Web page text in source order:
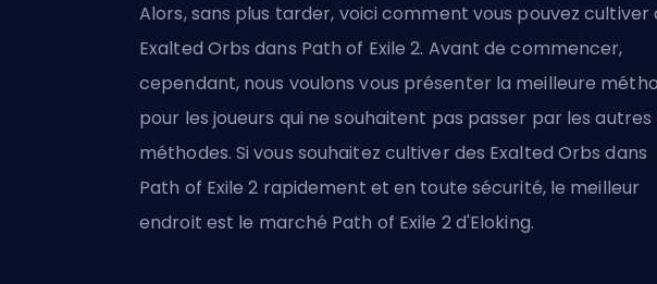
Alors, sans plus tarder, voici comment vous pouvez cultiver
Exalted Orbs dans Path of Exile 2. Avant de commencer,
cependant, nous voulons vous présenter la meilleure
pour les joueurs qui ne souhaitent pas passer par les autres
méthodes. Si vous souhaitez cultiver des Exalted Orbs dans
Path of Exile 2 rapidement et en toute sécurité, le meilleur
endroit est le marché Path of Exile 2 d'Eloking.